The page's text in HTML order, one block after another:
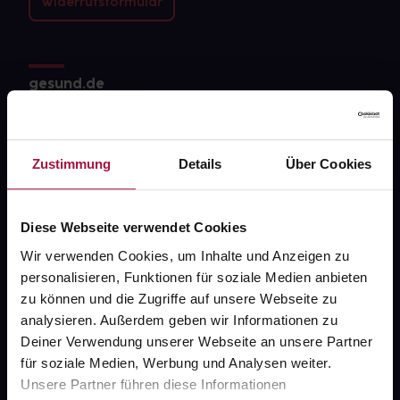
Zustimmung Details Über Cookies
Diese Webseite verwendet Cookies
Wir verwenden Cookies, um Inhalte und Anzeigen zu
personalisieren, Funktionen für soziale Medien anbieten
zu können und die Zugriffe auf unsere Webseite zu
analysieren. Außerdem geben wir Informationen zu
Deiner Verwendung unserer Webseite an unsere Partner
für soziale Medien, Werbung und Analysen weiter.
Unsere Partner führen diese Informationen
gesund.de
Karriere
Newsletter
Barrierefreiheitserklärung
PAYBACK
gesund-versorger.de
Sanitätshäuser
Datenschutz
AGB